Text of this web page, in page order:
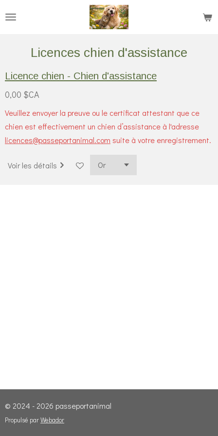
Licences chien d'assistance
Licence chien - Chien d'assistance
0,00 $CA
Veuillez envoyer la preuve ou le certificat attestant que ce
chien est effectivement un chien d’assistance à l'adresse
licences@passeportanimal.com suite à votre enregistrement.
Voir les détails
© 2024 - 2026 passeportanimal
Propulsé parWebador